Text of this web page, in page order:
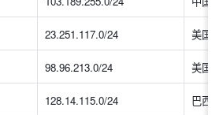
23.251.117.0/24 美国
98.96.213.0/24 美国
128.14.115.0/24 巴西